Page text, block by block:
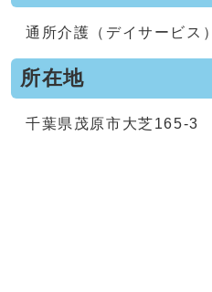
通所介護（デイサービス）
所在地
千葉県茂原市大芝165-3